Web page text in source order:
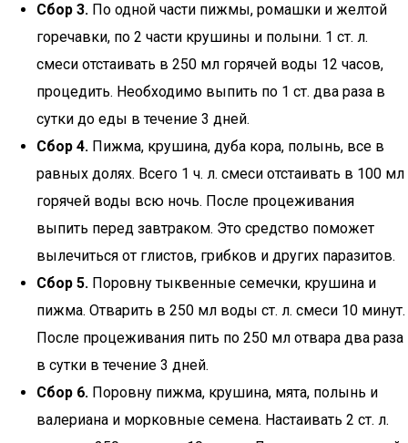
Сбор 3. По одной части пижмы, ромашки и желтой
горечавки, по 2 части крушины и полыни. 1 ст. л.
смеси отстаивать в 250 мл горячей воды 12 часов,
процедить. Необходимо выпить по 1 ст. два раза в
сутки до еды в течение 3 дней.
Сбор 4. Пижма, крушина, дуба кора, полынь, все в
равных долях. Всего 1 ч. л. смеси отстаивать в 100 мл
горячей воды всю ночь. После процеживания
выпить перед завтраком. Это средство поможет
вылечиться от глистов, грибков и других паразитов.
Сбор 5. Поровну тыквенные семечки, крушина и
пижма. Отварить в 250 мл воды ст. л. смеси 10 минут.
После процеживания пить по 250 мл отвара два раза
в сутки в течение 3 дней.
Сбор 6. Поровну пижма, крушина, мята, полынь и
валериана и морковные семена. Настаивать 2 ст. л.